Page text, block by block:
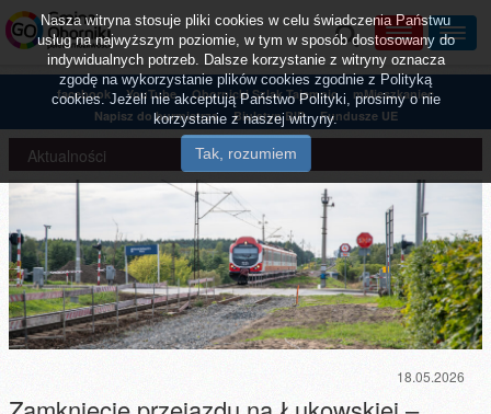
facebook YouTube Obornicki Szlak Tajemnic
mMieszkaniec
Napisz do burmistrza
Biuletyn BIP Fundusze UE
Aktualności
18.05.2026
Nasza witryna stosuje pliki cookies w celu świadczenia Państwu
usług na najwyższym poziomie, w tym w sposób dostosowany do
indywidualnych potrzeb. Dalsze korzystanie z witryny oznacza
zgodę na wykorzystanie plików cookies zgodnie z Polityką
cookies. Jeżeli nie akceptują Państwo Polityki, prosimy o nie
korzystanie z naszej witryny.